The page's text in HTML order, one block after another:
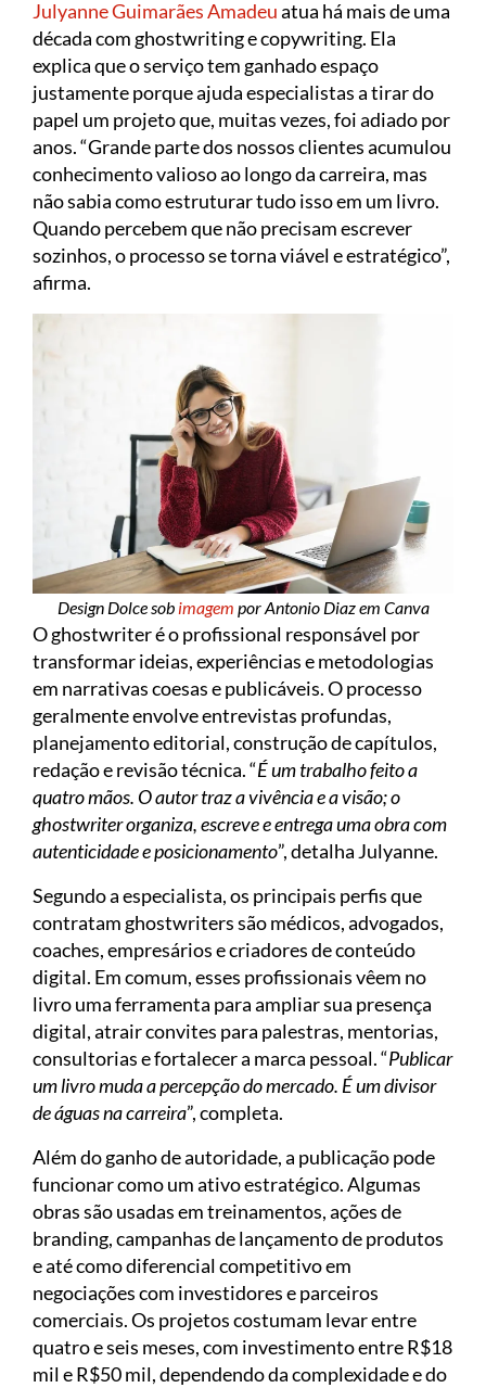
Julyanne Guimarães Amadeuatua há mais de uma
década com ghostwriting e copywriting. Ela
explica que o serviço tem ganhado espaço
justamente porque ajuda especialistas a tirar do
papel um projeto que, muitas vezes, foi adiado por
anos. “Grande parte dos nossos clientes acumulou
conhecimento valioso ao longo da carreira, mas
não sabia como estruturar tudo isso em um livro.
Quando percebem que não precisam escrever
sozinhos, o processo se torna viável e estratégico”,
afirma.
Design Dolce sob imagem por Antonio Diaz em Canva
O ghostwriter é o profissional responsável por
transformar ideias, experiências e metodologias
em narrativas coesas e publicáveis. O processo
geralmente envolve entrevistas profundas,
planejamento editorial, construção de capítulos,
redação e revisão técnica. “É um trabalho feito a
quatro mãos. O autor traz a vivência e a visão; o
ghostwriter organiza, escreve e entrega uma obra com
autenticidade e posicionamento”, detalha Julyanne.
Segundo a especialista, os principais perfis que
contratam ghostwriters são médicos, advogados,
coaches, empresários e criadores de conteúdo
digital. Em comum, esses profissionais vêem no
livro uma ferramenta para ampliar sua presença
digital, atrair convites para palestras, mentorias,
consultorias e fortalecer a marca pessoal. “Publicar
um livro muda a percepção do mercado. É um divisor
de águas na carreira”, completa.
Além do ganho de autoridade, a publicação pode
funcionar como um ativo estratégico. Algumas
obras são usadas em treinamentos, ações de
branding, campanhas de lançamento de produtos
e até como diferencial competitivo em
negociações com investidores e parceiros
comerciais. Os projetos costumam levar entre
quatro e seis meses, com investimento entre R$18
mil e R$50 mil, dependendo da complexidade e do